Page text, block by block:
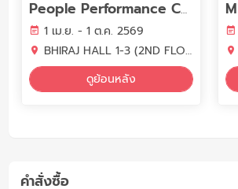
People Performance Conference (PPC2026) - YEAR OF WORK LIFE INTELLIGENCE
1 เม.ย. - 1 ต.ค. 2569
BHIRAJ HALL 1-3 (2ND FLOOR) BITEC BANGNA
ดูย้อนหลัง
คำสั่งซื้อ